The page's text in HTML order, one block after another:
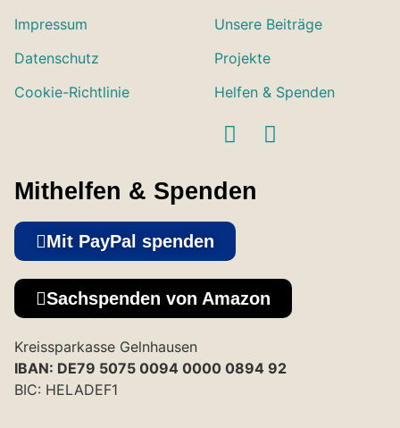
Impressum
Datenschutz
Cookie-Richtlinie
Unsere Beiträge
Projekte
Helfen & Spenden
Mithelfen & Spenden
Mit PayPal spenden
Sachspenden von Amazon
Kreissparkasse Gelnhausen
IBAN: DE79 5075 0094 0000 0894 92
BIC: HELADEF1